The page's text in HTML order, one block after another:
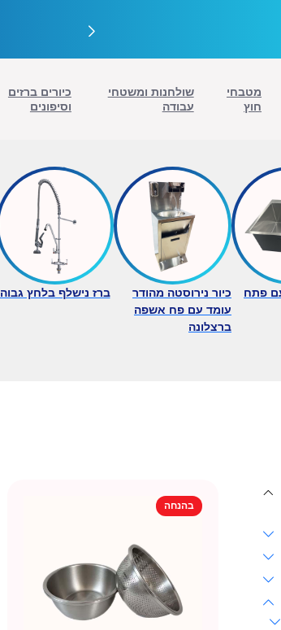
מטבחי
חוץ
שולחנות ומשטחי
עבודה
כיורים ברזים
וסיפונים
פתח
כיור נירוסטה מהודר
עומד עם פח אשפה
ברצלונה
ברז נישלף בלחץ גבוה
בהנחה